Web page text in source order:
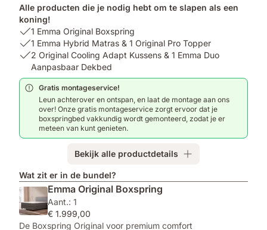
Alle producten die je nodig hebt om te slapen als een
koning!
USP
1:
1
Emma
Original
Boxspring
1 Emma Original Boxspring
USP
2:
Emma
Hybrid
Matras
Original
1 Emma Hybrid Matras & 1 Original Pro Topper
USP
2
Original
Cooling
Adapt
Kussens
&
Duo
Aanpasbaar
Dekbed
2 Original Cooling Adapt Kussens & 1 Emma Duo
Aanpasbaar Dekbed
Gratis montageservice!
Leun achterover en ontspan, en laat de montage aan ons
over! Onze gratis montageservice zorgt ervoor dat je
boxspringbed vakkundig wordt gemonteerd, zodat je er
meteen van kunt genieten.
Bekijk alle productdetails
Wat zit er in de bundel?
Emma Original Boxspring
Aant.: 1
€ 1.999,00
De Boxspring Original voor premium comfort